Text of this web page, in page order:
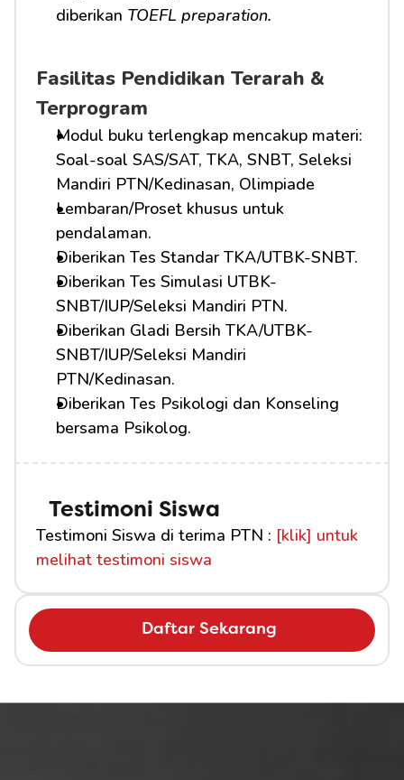
Daftar Sekarang
diberikan TOEFL preparation.
Fasilitas Pendidikan Terarah &
Terprogram
Modul buku terlengkap mencakup materi:
Soal-soal SAS/SAT, TKA, SNBT, Seleksi
Mandiri PTN/Kedinasan, Olimpiade
Lembaran/Proset khusus untuk
pendalaman.
Diberikan Tes Standar TKA/UTBK-SNBT.
Diberikan Tes Simulasi UTBK-
SNBT/IUP/Seleksi Mandiri PTN.
Diberikan Gladi Bersih TKA/UTBK-
SNBT/IUP/Seleksi Mandiri
PTN/Kedinasan.
Diberikan Tes Psikologi dan Konseling
bersama Psikolog.
Testimoni Siswa
Testimoni Siswa di terima PTN : [klik] untuk
melihat testimoni siswa